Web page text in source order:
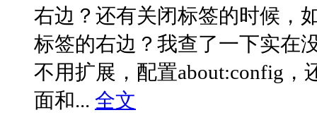
右边？还有关闭标签的时候，
标签的右边？我查了一下实在
不用扩展，配置about:config，
面和... 全文